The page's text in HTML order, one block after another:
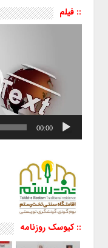
:: فیلم
نمایشگر
00:00
:: کیوسک روزنامه